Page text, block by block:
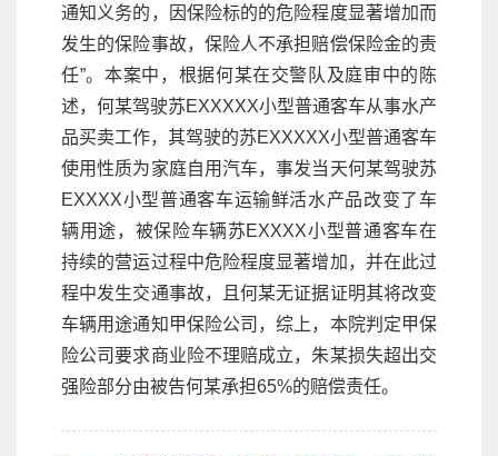
通知义务的，因保险标的的危险程度显著增加而
发生的保险事故，保险人不承担赔偿保险金的责
任”。本案中，根据何某在交警队及庭审中的陈
述，何某驾驶苏EXXXXX小型普通客车从事水产
品买卖工作，其驾驶的苏EXXXXX小型普通客车
使用性质为家庭自用汽车，事发当天何某驾驶苏
EXXXX小型普通客车运输鲜活水产品改变了车
辆用途，被保险车辆苏EXXXX小型普通客车在
持续的营运过程中危险程度显著增加，并在此过
程中发生交通事故，且何某无证据证明其将改变
车辆用途通知甲保险公司，综上，本院判定甲保
险公司要求商业险不理赔成立，朱某损失超出交
强险部分由被告何某承担65%的赔偿责任。